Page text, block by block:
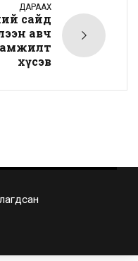
ДАРААХ
сайд
авч
хүсэв